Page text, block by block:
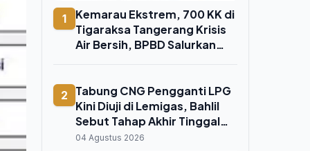
1
Kemarau Ekstrem, 700 KK di
Tigaraksa Tangerang Krisis
Air Bersih, BPBD Salurkan
2
Tabung CNG Pengganti LPG
Kini Diuji di Lemigas, Bahlil
Sebut Tahap Akhir Tinggal
Menunggu Sertifikasi
04 Agustus 2026